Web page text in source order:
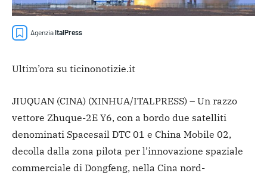
AgenziaItalPress
Ultim’ora su ticinonotizie.it
JIUQUAN (CINA) (XINHUA/ITALPRESS) – Un razzo
vettore Zhuque-2E Y6, con a bordo due satelliti
denominati Spacesail DTC 01 e China Mobile 02,
decolla dalla zona pilota per l’innovazione spaziale
commerciale di Dongfeng, nella Cina nord-